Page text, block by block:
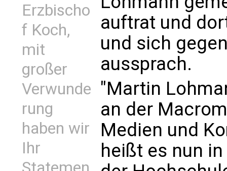
Erzbischo
f Koch,
mit
großer
Verwunde
rung
haben wir
Ihr
auftrat und
und sich
aussprach.
"Martin
an der
Medien und
heißt es nun